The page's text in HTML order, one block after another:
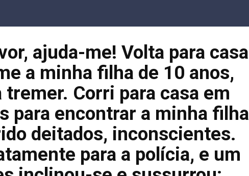
ajuda-me! Volta para casa
a minha filha de 10 anos,
tremer. Corri para casa em
para encontrar a minha filha
deitados, inconscientes.
para a polícia, e um